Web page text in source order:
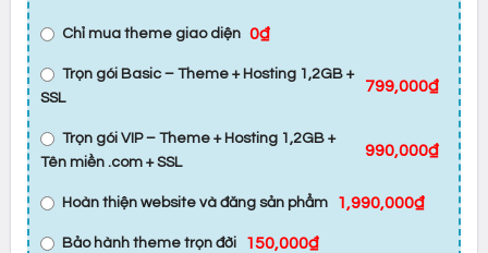
Chỉ mua theme giao diện 0₫
Trọn gói Basic – Theme + Hosting 1,2GB +
SSL
799,000₫
Trọn gói VIP – Theme + Hosting 1,2GB +
Tên miền .com + SSL
990,000₫
Hoàn thiện website và đăng sản phẩm 1,990,000₫
Bảo hành theme trọn đời 150,000₫